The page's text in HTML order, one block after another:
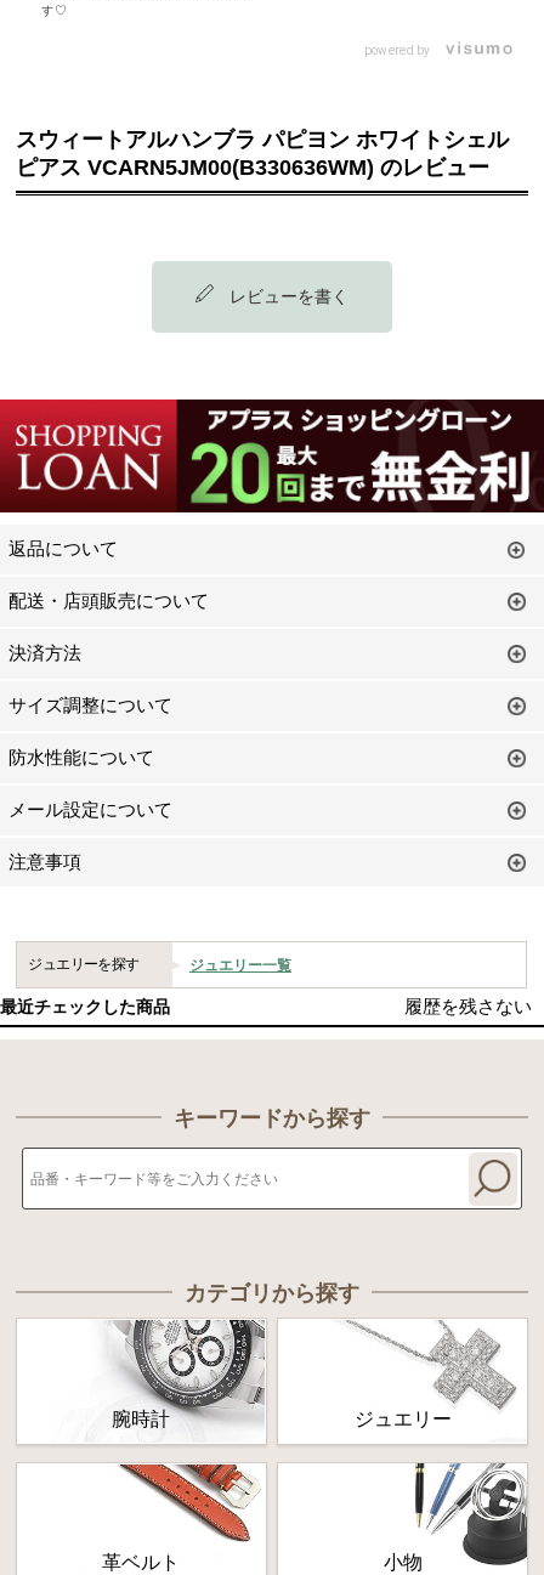
す♡
powered by
スウィートアルハンブラ パピヨン ホワイトシェル
ピアス VCARN5JM00(B330636WM) のレビュー
レビューを書く
返品について
配送・店頭販売について
決済方法
サイズ調整について
防水性能について
メール設定について
注意事項
ジュエリーを探す ジュエリー一覧
最近チェックした商品 履歴を残さない
キーワードから探す
カテゴリから探す
腕時計 ジュエリー
革ベルト 小物